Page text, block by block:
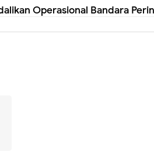
Operasional Bandara